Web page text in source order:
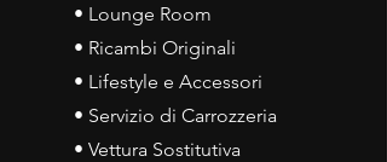
• Lounge Room
• Ricambi Originali
• Lifestyle e Accessori
• Servizio di Carrozzeria
• Vettura Sostitutiva